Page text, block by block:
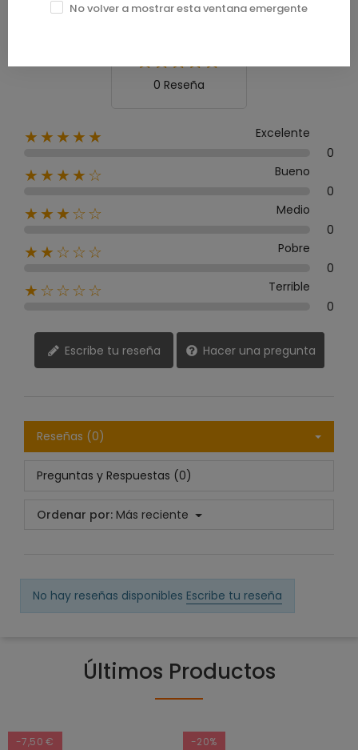
0.0
0 Reseña
★★★★★
Excelente
0
★★★★☆
Bueno
0
★★★☆☆
Medio
0
★★☆☆☆
Pobre
0
★☆☆☆☆
Terrible
0
Escribe tu reseña Hacer una pregunta
Reseñas (0)
Preguntas y Respuestas (0)
Ordenar por: Más reciente
No hay reseñas disponibles Escribe tu reseña
Últimos Productos
-7,50 € -20%
No volver a mostrar esta ventana emergente